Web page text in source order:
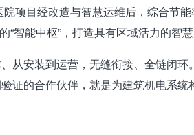
院项目经改造与智慧运维后，综合节
智能中枢”，打造具有区域活力的智
从安装到运营，无缝衔接、全链闭环
证的合作伙伴，就是为建筑机电系统